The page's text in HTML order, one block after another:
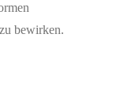
bewirken.